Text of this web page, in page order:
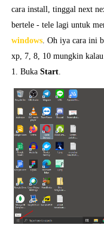
cara install, tinggal next
bertele - tele lagi untuk
windows. Oh iya cara ini
xp, 7, 8, 10 mungkin
1. Buka Start.